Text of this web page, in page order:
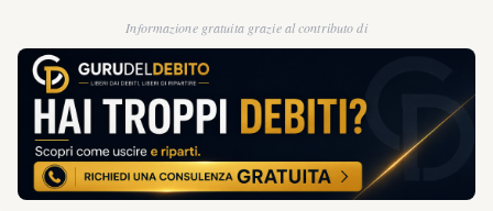
Informazione gratuita grazie al contributo di